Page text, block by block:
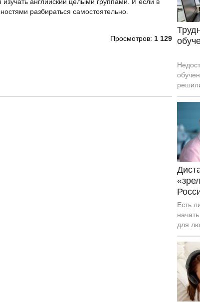
разбираться самостоятельно.
Просмотров: 1 129
Что
Есть
для
пару